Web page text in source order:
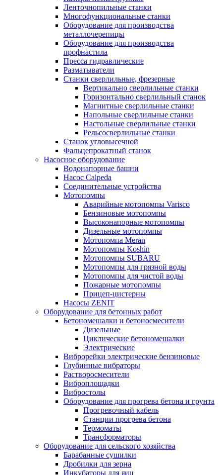
Ленточнопильные станки
Многофункциональные станки
Оборудование для производства
металлочерепицы
Оборудование для производства
профнастила
Пресса гидравлические
Разматыватели
Станки сверлильные, фрезерные
Вертикально сверлильные станки
Горизонтально сверлильный станок
Магнитные сверлильные станки
Напольные сверлильные станки
Настольные сверлильные станки
Рельсосверлильные станки
Станок угловысечной
Фальцепрокатный станок
Насосное оборудование
Водонапорные башни
Насос Calpeda
Соединительные устройства
Мотопомпы
Аварийные мотопомпы Varisco
Бензиновые мотопомпы
Высоконапорные мотопомпы
Дизельные мотопомпы
Мотопомпа Meran
Мотопомпы Koshin
Мотопомпы SUBARU
Мотопомпы для грязной воды
Мотопомпы для чистой воды
Пожарные мотопомпы
Прицеп-цистерны
Насосы ZENIT
Оборудование для бетонных работ
Бетономешалки и бетоносмесители
Дизельные
Циклические бетономешалки
Электрические
Виброрейки электрические бензиновые
Глубинные вибраторы
Растворосмесители
Виброплощадки
Вибростолы
Оборудование для прогрева бетона и грунта
Прогревочный кабель
Станции прогрева бетона
Термоматы
Трансформаторы
Оборудование для сельского хозяйства
Барабанные сушилки
Дробилки для зерна
Инкубаторы для яиц